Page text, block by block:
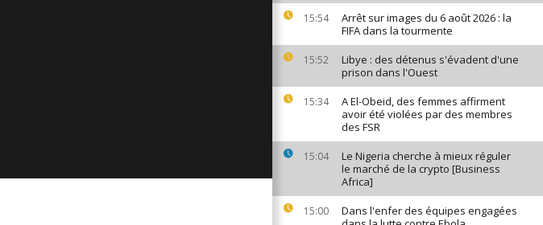
15:54
Arrêt sur images du 6 août 2026 : la
FIFA dans la tourmente
15:52
Libye : des détenus s'évadent d'une
prison dans l'Ouest
15:34
A El-Obeid, des femmes affirment
avoir été violées par des membres
des FSR
15:04
Le Nigeria cherche à mieux réguler
le marché de la crypto [Business
Africa]
15:00
Dans l'enfer des équipes engagées